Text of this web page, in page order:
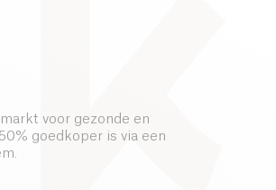
voor gezonde en
goedkoper is via een